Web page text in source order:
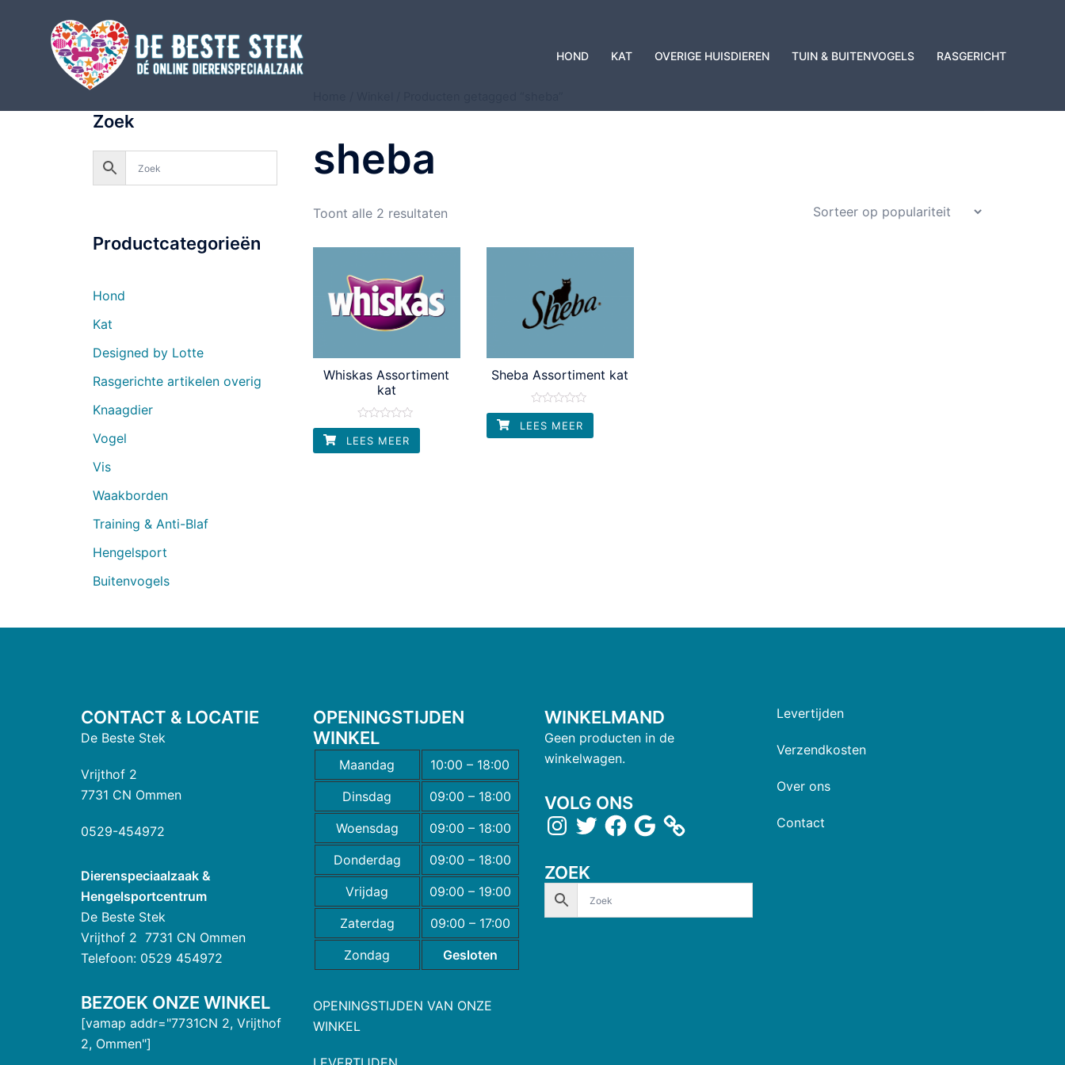
HOND KAT OVERIGE HUISDIEREN TUIN & BUITENVOGELS RASGERICHT
sheba
Toont alle 2 resultaten
Whiskas Assortiment
kat
Waardering
0
LEES MEER
Sheba Assortiment kat
Waardering
0
LEES MEER
Zoek
Productcategorieën
Hond
Kat
Designed by Lotte
Rasgerichte artikelen overig
Knaagdier
Vogel
Vis
Waakborden
Training & Anti-Blaf
Hengelsport
Buitenvogels
CONTACT & LOCATIE
De Beste Stek
Vrijthof 2
7731 CN Ommen
0529-454972
Dierenspeciaalzaak &
Hengelsportcentrum
De Beste Stek
Vrijthof 2 7731 CN Ommen
Telefoon: 0529 454972
BEZOEK ONZE WINKEL
[vamap addr="7731CN 2, Vrijthof
2, Ommen"]
OPENINGSTIJDEN
WINKEL
Maandag
10:00 – 18:00
Dinsdag
09:00 – 18:00
Woensdag
09:00 – 18:00
Donderdag
09:00 – 18:00
Vrijdag
09:00 – 19:00
Zaterdag
09:00 – 17:00
Zondag
Gesloten
OPENINGSTIJDEN VAN ONZE
WINKEL
WINKELMAND
Geen producten in de
winkelwagen.
VOLG ONS
ZOEK
Levertijden
Verzendkosten
Over ons
Contact